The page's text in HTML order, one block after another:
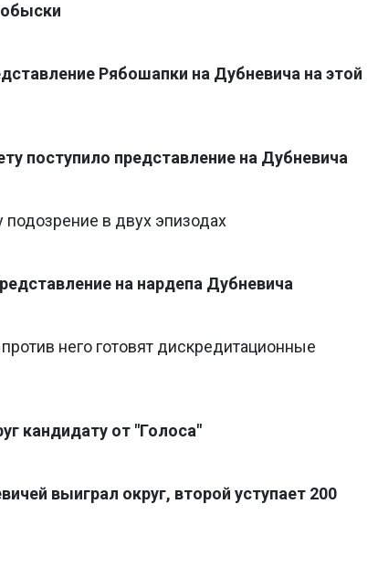
Рябошапки на Дубневича на этой
поступило представление на Дубневича
в двух эпизодах
на нардепа Дубневича
него готовят дискредитационные
кандидату от "Голоса"
выиграл округ, второй уступает 200